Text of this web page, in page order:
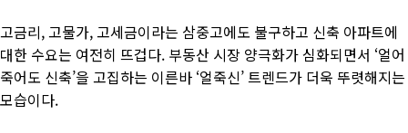
고금리, 고물가, 고세금이라는 삼중고에도 불구하고 신축 아파트에
대한 수요는 여전히 뜨겁다. 부동산 시장 양극화가 심화되면서 ‘얼어
죽어도 신축’을 고집하는 이른바 ‘얼죽신’ 트렌드가 더욱 뚜렷해지는
모습이다.